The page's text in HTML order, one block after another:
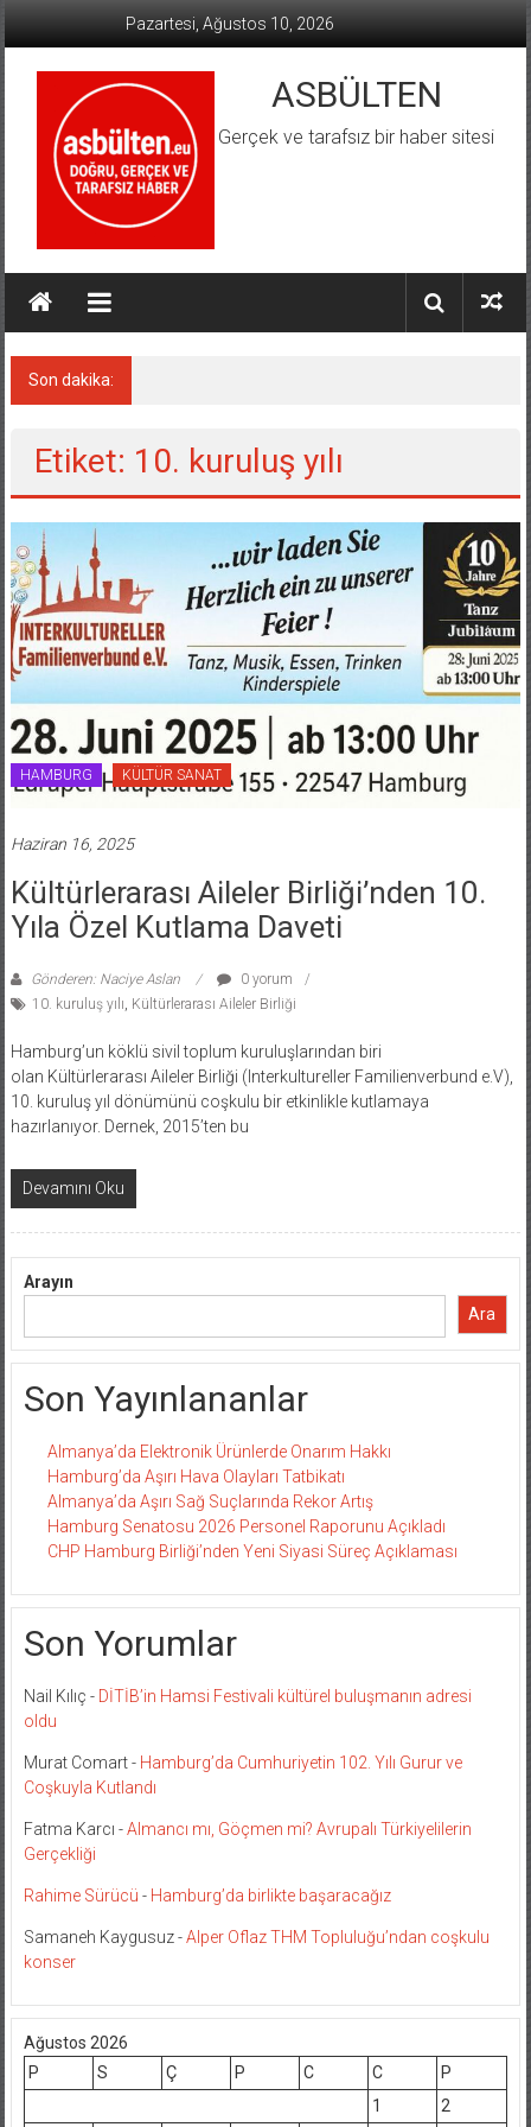
Pazartesi, Ağustos 10, 2026
ASBÜLTEN
Gerçek ve tarafsız bir haber sitesi
Son dakika:
Etiket: 10. kuruluş yılı
HAMBURG KÜLTÜR SANAT
Haziran 16, 2025
Kültürlerarası Aileler Birliği’nden 10.
Yıla Özel Kutlama Daveti
Gönderen: Naciye Aslan
0 yorum
10. kuruluş yılı Kültürlerarası Aileler Birliği
Hamburg’un köklü sivil toplum kuruluşlarından biri
olan Kültürlerarası Aileler Birliği (Interkultureller Familienverbund e.V),
10. kuruluş yıl dönümünü coşkulu bir etkinlikle kutlamaya
hazırlanıyor. Dernek, 2015’ten bu
Devamını Oku
Arayın
Ara
Son Yayınlananlar
Almanya’da Elektronik Ürünlerde Onarım Hakkı
Hamburg’da Aşırı Hava Olayları Tatbikatı
Almanya’da Aşırı Sağ Suçlarında Rekor Artış
Hamburg Senatosu 2026 Personel Raporunu Açıkladı
CHP Hamburg Birliği’nden Yeni Siyasi Süreç Açıklaması
Son Yorumlar
Nail Kılıç - DİTİB’in Hamsi Festivali kültürel buluşmanın adresi
oldu
Murat Comart- Hamburg’da Cumhuriyetin 102. Yılı Gurur ve
Coşkuyla Kutlandı
Fatma Karcı -Almancı mı, Göçmen mi? Avrupalı Türkiyelilerin
Gerçekliği
Rahime Sürücü - Hamburg’da birlikte başaracağız
Samaneh Kaygusuz-Alper Oflaz THM Topluluğu’ndan coşkulu
konser
Ağustos 2026
P
S Ç P C C
P
1
2